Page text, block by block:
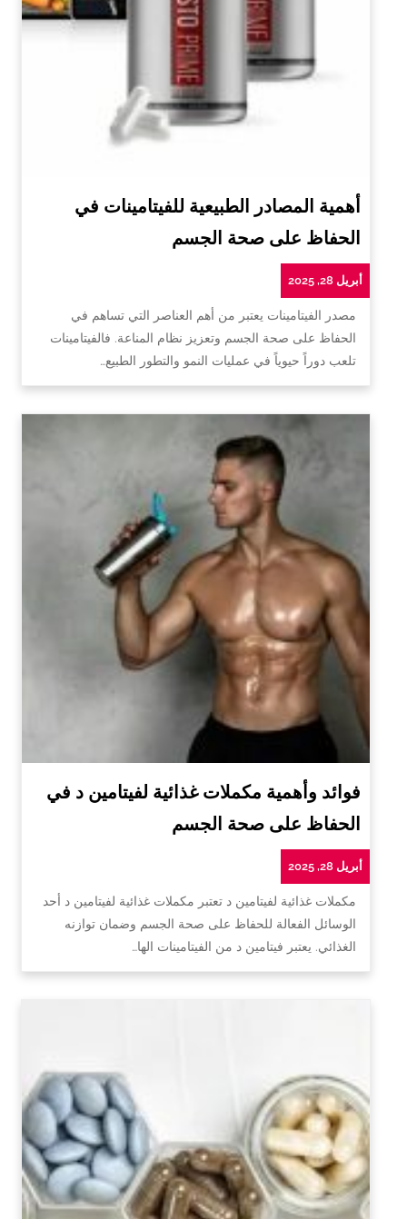
أهمية المصادر الطبيعية للفيتامينات في
الحفاظ على صحة الجسم
أبريل 28, 2025
مصدر الفيتامينات يعتبر من أهم العناصر التي تساهم في
الحفاظ على صحة الجسم وتعزيز نظام المناعة. فالفيتامينات
تلعب دوراً حيوياً في عمليات النمو والتطور الطبيع…
فوائد وأهمية مكملات غذائية لفيتامين د في
الحفاظ على صحة الجسم
أبريل 28, 2025
مكملات غذائية لفيتامين د تعتبر مكملات غذائية لفيتامين د أحد
الوسائل الفعالة للحفاظ على صحة الجسم وضمان توازنه
الغذائي. يعتبر فيتامين د من الفيتامينات الها…